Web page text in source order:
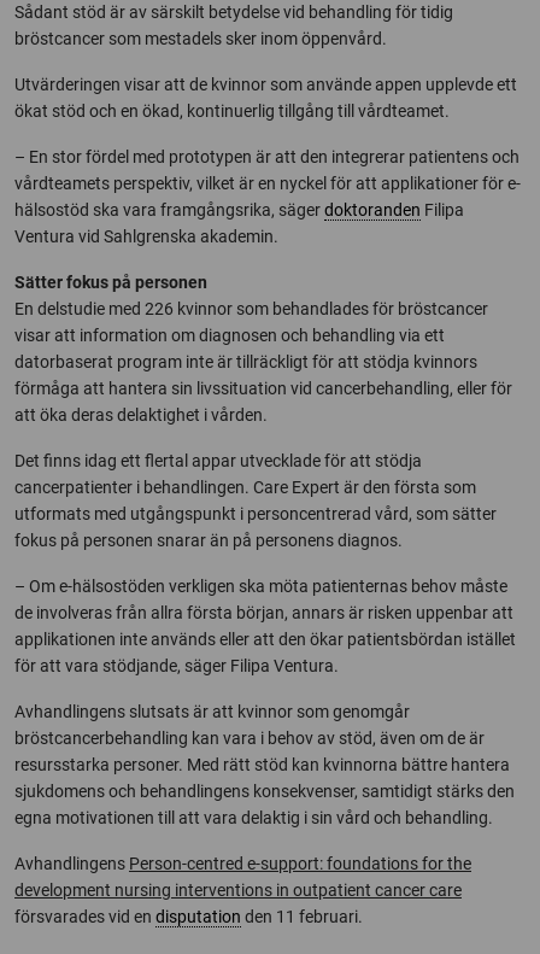
Sådant stöd är av särskilt betydelse vid behandling för tidig
bröstcancer som mestadels sker inom öppenvård.
Utvärderingen visar att de kvinnor som använde appen upplevde ett
ökat stöd och en ökad, kontinuerlig tillgång till vårdteamet.
– En stor fördel med prototypen är att den integrerar patientens och
vårdteamets perspektiv, vilket är en nyckel för att applikationer för e-
hälsostöd ska vara framgångsrika, sägerdoktoranden Filipa
Ventura vid Sahlgrenska akademin.
Sätter fokus på personen
En delstudie med 226 kvinnor som behandlades för bröstcancer
visar att information om diagnosen och behandling via ett
datorbaserat program inte är tillräckligt för att stödja kvinnors
förmåga att hantera sin livssituation vid cancerbehandling, eller för
att öka deras delaktighet i vården.
Det finns idag ett flertal appar utvecklade för att stödja
cancerpatienter i behandlingen. Care Expert är den första som
utformats med utgångspunkt i personcentrerad vård, som sätter
fokus på personen snarar än på personens diagnos.
– Om e-hälsostöden verkligen ska möta patienternas behov måste
de involveras från allra första början, annars är risken uppenbar att
applikationen inte används eller att den ökar patientsbördan istället
för att vara stödjande, säger Filipa Ventura.
Avhandlingens slutsats är att kvinnor som genomgår
bröstcancerbehandling kan vara i behov av stöd, även om de är
resursstarka personer. Med rätt stöd kan kvinnorna bättre hantera
sjukdomens och behandlingens konsekvenser, samtidigt stärks den
egna motivationen till att vara delaktig i sin vård och behandling.
Avhandlingens Person-centred e-support: foundations for the
development nursing interventions in outpatient cancer care
försvarades vid en disputation den 11 februari.